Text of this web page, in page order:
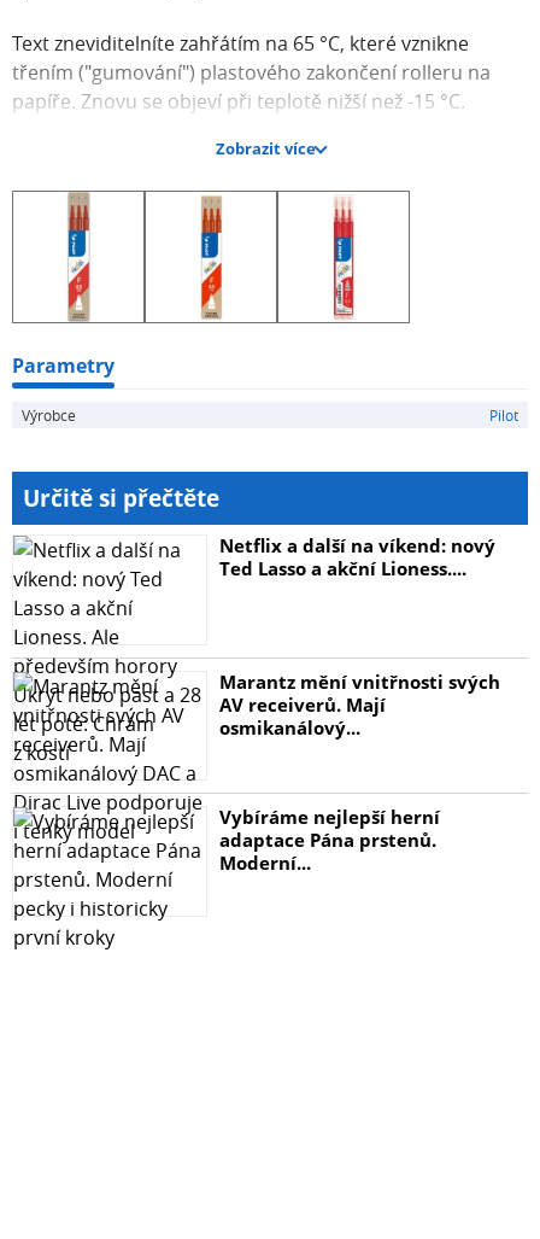
Text zneviditelníte zahřátím na 65 °C, které vznikne
třením ("gumování") plastového zakončení rolleru na
papíře. Znovu se objeví při teplotě nižší než -15 °C.
FriXion má tenký úchop pro větší pohodlí při psaní,
průměr hrotu 0,5 mm.
Zobrazit více
Parametry
Výrobce Pilot
Určitě si přečtěte
Netflix a další na víkend: nový
Ted Lasso a akční Lioness....
Marantz mění vnitřnosti svých
AV receiverů. Mají
osmikanálový...
Vybíráme nejlepší herní
adaptace Pána prstenů.
Moderní...